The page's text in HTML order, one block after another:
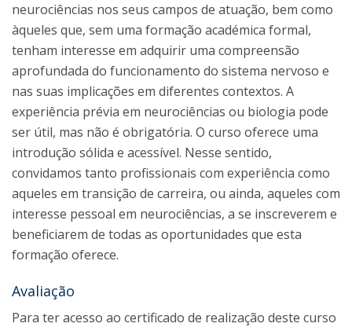
neurociências nos seus campos de atuação, bem como
àqueles que, sem uma formação académica formal,
tenham interesse em adquirir uma compreensão
aprofundada do funcionamento do sistema nervoso e
nas suas implicações em diferentes contextos. A
experiência prévia em neurociências ou biologia pode
ser útil, mas não é obrigatória. O curso oferece uma
introdução sólida e acessível. Nesse sentido,
convidamos tanto profissionais com experiência como
aqueles em transição de carreira, ou ainda, aqueles com
interesse pessoal em neurociências, a se inscreverem e
beneficiarem de todas as oportunidades que esta
formação oferece.
Avaliação
Para ter acesso ao certificado de realização deste curso